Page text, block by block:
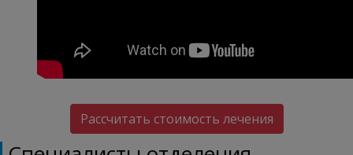
Рассчитать стоимость лечения